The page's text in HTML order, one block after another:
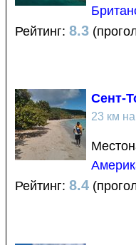
Рейтинг: 8.3
Сент-
23 км
Рейтинг: 8.4